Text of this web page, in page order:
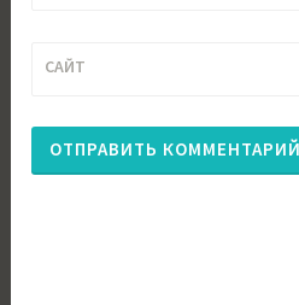
САЙТ